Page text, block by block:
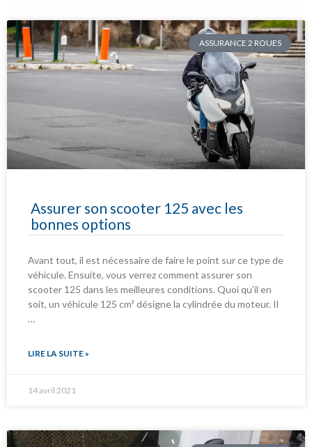
ASSURANCE 2 ROUES
Assurer son scooter 125 avec les
bonnes options
Avant tout, il est nécessaire de faire le point sur ce type de
véhicule. Ensuite, vous verrez comment assurer son
scooter 125 dans les meilleures conditions. Quoi qu’il en
soit, un véhicule 125 cm³ désigne la cylindrée du moteur. Il
…
LIRE LA SUITE »
14 avril 2021